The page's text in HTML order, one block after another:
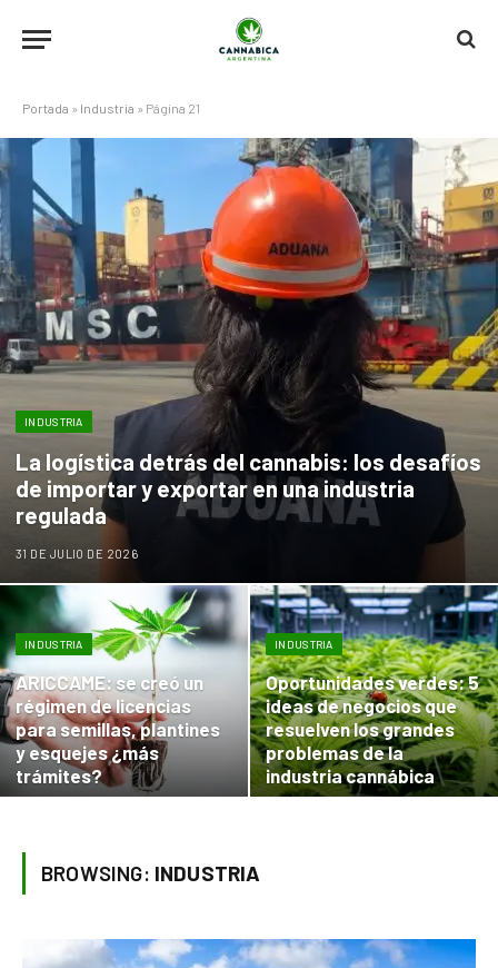
Portada » Industria » Página 21
INDUSTRIA
La logística detrás del cannabis: los desafíos
de importar y exportar en una industria
regulada
31 DE JULIO DE 2026
INDUSTRIA
ARICCAME: se creó un
régimen de licencias
para semillas, plantines
y esquejes ¿más
trámites?
INDUSTRIA
Oportunidades verdes: 5
ideas de negocios que
resuelven los grandes
problemas de la
industria cannábica
BROWSING: INDUSTRIA